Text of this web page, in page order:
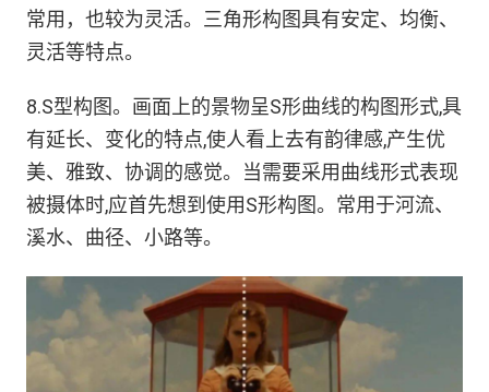
常用，也较为灵活。三角形构图具有安定、均衡、
灵活等特点。
8.S型构图。画面上的景物呈S形曲线的构图形式,具
有延长、变化的特点,使人看上去有韵律感,产生优
美、雅致、协调的感觉。当需要采用曲线形式表现
被摄体时,应首先想到使用S形构图。常用于河流、
溪水、曲径、小路等。